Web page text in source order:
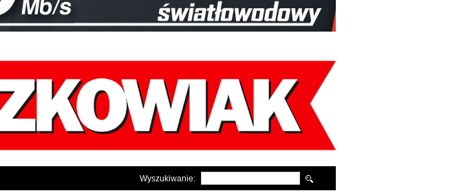
Wyszukiwanie: